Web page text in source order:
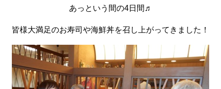
あっという間の4日間♬
皆様大満足のお寿司や海鮮丼を召し上がってきました！